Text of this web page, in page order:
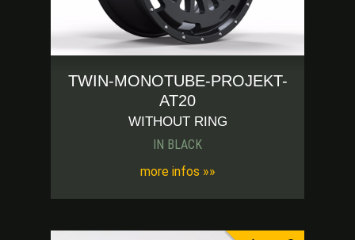
TWIN-MONOTUBE-PROJEKT-
AT20
WITHOUT RING
IN BLACK
more infos »»